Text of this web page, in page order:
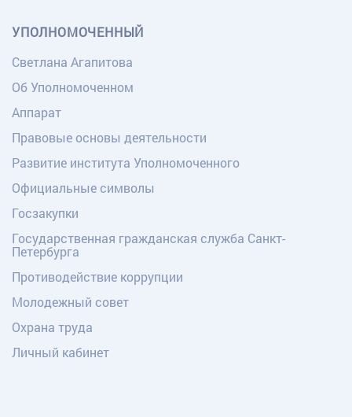
УПОЛНОМОЧЕННЫЙ
Светлана Агапитова
Об Уполномоченном
Аппарат
Правовые основы деятельности
Развитие института Уполномоченного
Официальные символы
Госзакупки
Государственная гражданская служба Санкт-
Петербурга
Противодействие коррупции
Молодежный совет
Охрана труда
Личный кабинет